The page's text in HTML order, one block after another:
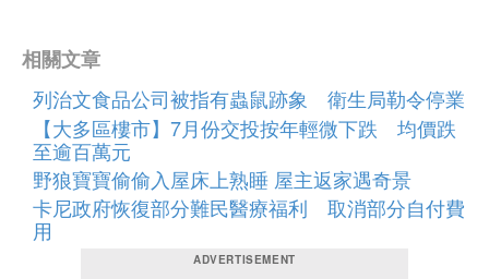
相關文章
列治文食品公司被指有蟲鼠跡象 衛生局勒令停業
【大多區樓市】7月份交投按年輕微下跌 均價跌
至逾百萬元
野狼寶寶偷偷入屋床上熟睡 屋主返家遇奇景
卡尼政府恢復部分難民醫療福利 取消部分自付費
用